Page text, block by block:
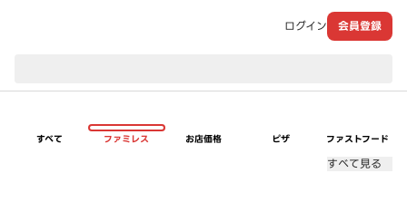
ログイン 会員登録
すべて ファミレス お店価格 ピザ ファストフード
すべて見る